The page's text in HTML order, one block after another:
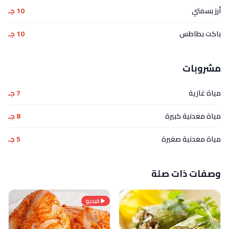
أرز بسمتي
10 جـ
باكت بطاطس
10 جـ
مشروبات
مياة غازية
7 جـ
مياة معدنية كبيرة
8 جـ
مياة معدنية صغيرة
5 جـ
وصفات ذات صلة
فيديو